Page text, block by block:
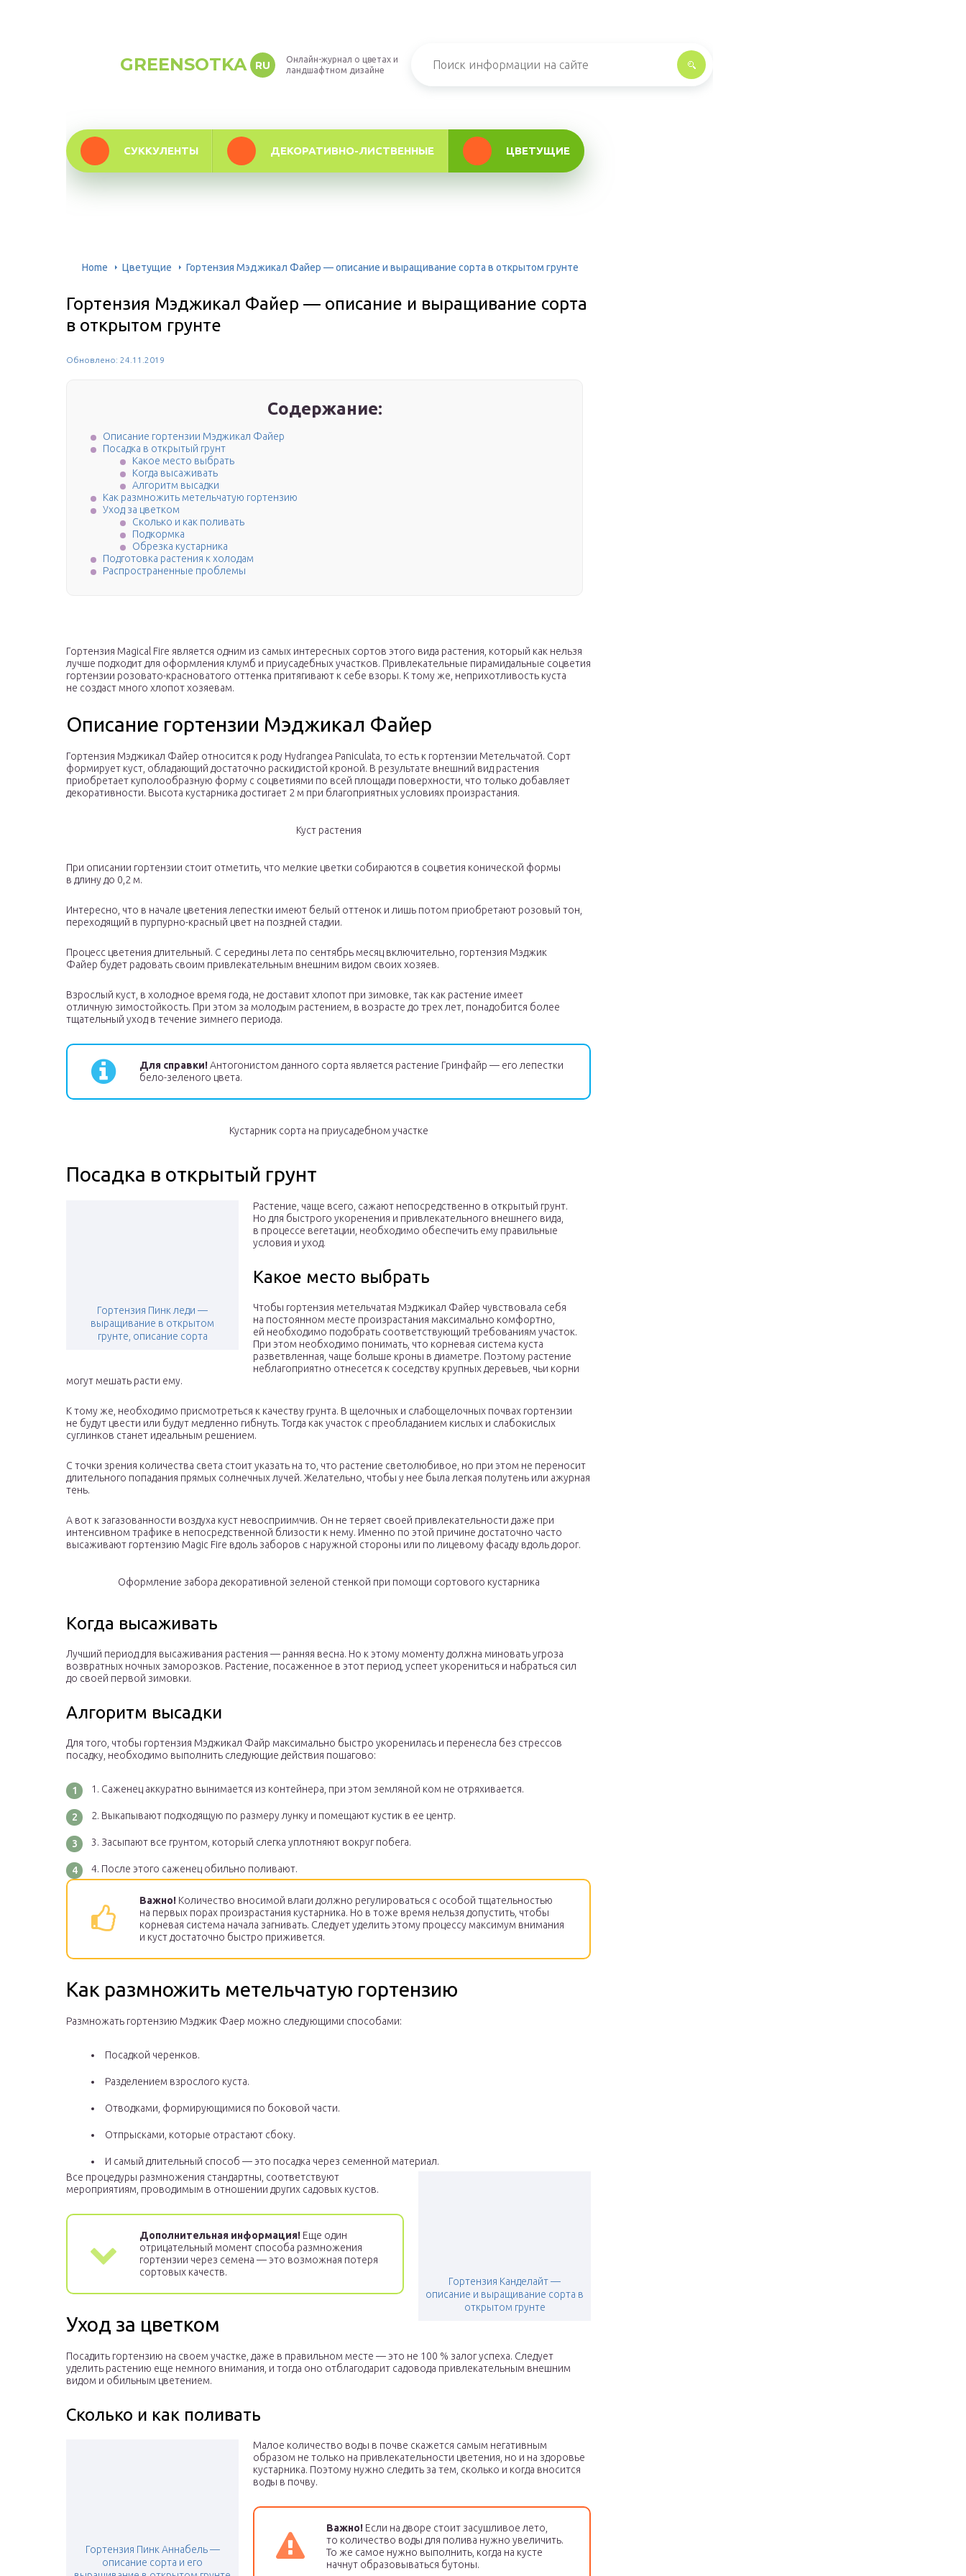
GREENSOTKA RU
Онлайн-журнал о цветах и
ландшафтном дизайне
СУККУЛЕНТЫ ДЕКОРАТИВНО-ЛИСТВЕННЫЕ ЦВЕТУЩИЕ
Home Цветущие Гортензия Мэджикал Файер — описание и выращивание сорта в открытом грунте
Гортензия Мэджикал Файер — описание и выращивание сорта
в открытом грунте
Обновлено: 24.11.2019
Содержание:
Описание гортензии Мэджикал Файер
Посадка в открытый грунт
Какое место выбрать
Когда высаживать
Алгоритм высадки
Как размножить метельчатую гортензию
Уход за цветком
Сколько и как поливать
Подкормка
Обрезка кустарника
Подготовка растения к холодам
Распространенные проблемы
Гортензия Magical Fire является одним из самых интересных сортов этого вида растения, который как нельзя
лучше подходит для оформления клумб и приусадебных участков. Привлекательные пирамидальные соцветия
гортензии розовато-красноватого оттенка притягивают к себе взоры. К тому же, неприхотливость куста
не создаст много хлопот хозяевам.
Описание гортензии Мэджикал Файер
Гортензия Мэджикал Файер относится к роду Hydrangea Paniculata, то есть к гортензии Метельчатой. Сорт
формирует куст, обладающий достаточно раскидистой кроной. В результате внешний вид растения
приобретает куполообразную форму с соцветиями по всей площади поверхности, что только добавляет
декоративности. Высота кустарника достигает 2 м при благоприятных условиях произрастания.
Куст растения
При описании гортензии стоит отметить, что мелкие цветки собираются в соцветия конической формы
в длину до 0,2 м.
Интересно, что в начале цветения лепестки имеют белый оттенок и лишь потом приобретают розовый тон,
переходящий в пурпурно-красный цвет на поздней стадии.
Процесс цветения длительный. С середины лета по сентябрь месяц включительно, гортензия Мэджик
Файер будет радовать своим привлекательным внешним видом своих хозяев.
Взрослый куст, в холодное время года, не доставит хлопот при зимовке, так как растение имеет
отличную зимостойкость. При этом за молодым растением, в возрасте до трех лет, понадобится более
тщательный уход в течение зимнего периода.
Для справки!Антогонистом данного сорта является растение Гринфайр — его лепестки
бело-зеленого цвета.
Кустарник сорта на приусадебном участке
Посадка в открытый грунт
Гортензия Пинк леди —
выращивание в открытом
грунте, описание сорта
Растение, чаще всего, сажают непосредственно в открытый грунт.
Но для быстрого укоренения и привлекательного внешнего вида,
в процессе вегетации, необходимо обеспечить ему правильные
условия и уход.
Какое место выбрать
Чтобы гортензия метельчатая Мэджикал Файер чувствовала себя
на постоянном месте произрастания максимально комфортно,
ей необходимо подобрать соответствующий требованиям участок.
При этом необходимо понимать, что корневая система куста
разветвленная, чаще больше кроны в диаметре. Поэтому растение
неблагоприятно отнесется к соседству крупных деревьев, чьи корни
могут мешать расти ему.
К тому же, необходимо присмотреться к качеству грунта. В щелочных и слабощелочных почвах гортензии
не будут цвести или будут медленно гибнуть. Тогда как участок с преобладанием кислых и слабокислых
суглинков станет идеальным решением.
С точки зрения количества света стоит указать на то, что растение светолюбивое, но при этом не переносит
длительного попадания прямых солнечных лучей. Желательно, чтобы у нее была легкая полутень или ажурная
тень.
А вот к загазованности воздуха куст невосприимчив. Он не теряет своей привлекательности даже при
интенсивном трафике в непосредственной близости к нему. Именно по этой причине достаточно часто
высаживают гортензию Magic Fire вдоль заборов с наружной стороны или по лицевому фасаду вдоль дорог.
Оформление забора декоративной зеленой стенкой при помощи сортового кустарника
Когда высаживать
Лучший период для высаживания растения — ранняя весна. Но к этому моменту должна миновать угроза
возвратных ночных заморозков. Растение, посаженное в этот период, успеет укорениться и набраться сил
до своей первой зимовки.
Алгоритм высадки
Для того, чтобы гортензия Мэджикал Файр максимально быстро укоренилась и перенесла без стрессов
посадку, необходимо выполнить следующие действия пошагово:
Саженец аккуратно вынимается из контейнера, при этом земляной ком не отряхивается.
Выкапывают подходящую по размеру лунку и помещают кустик в ее центр.
Засыпают все грунтом, который слегка уплотняют вокруг побега.
После этого саженец обильно поливают.
Важно! Количество вносимой влаги должно регулироваться с особой тщательностью
на первых порах произрастания кустарника. Но в тоже время нельзя допустить, чтобы
корневая система начала загнивать. Следует уделить этому процессу максимум внимания
и куст достаточно быстро приживется.
Как размножить метельчатую гортензию
Размножать гортензию Мэджик Фаер можно следующими способами:
Посадкой черенков.
Разделением взрослого куста.
Отводками, формирующимися по боковой части.
Отпрысками, которые отрастают сбоку.
И самый длительный способ — это посадка через семенной материал.
Гортензия Канделайт —
описание и выращивание сорта в
открытом грунте
Все процедуры размножения стандартны, соответствуют
мероприятиям, проводимым в отношении других садовых кустов.
Дополнительная информация! Еще один
отрицательный момент способа размножения
гортензии через семена — это возможная потеря
сортовых качеств.
Уход за цветком
Посадить гортензию на своем участке, даже в правильном месте — это не 100 % залог успеха. Следует
уделить растению еще немного внимания, и тогда оно отблагодарит садовода привлекательным внешним
видом и обильным цветением.
Сколько и как поливать
Гортензия Пинк Аннабель —
описание сорта и его
Малое количество воды в почве скажется самым негативным
образом не только на привлекательности цветения, но и на здоровье
кустарника. Поэтому нужно следить за тем, сколько и когда вносится
воды в почву.
Важно! Если на дворе стоит засушливое лето,
то количество воды для полива нужно увеличить.
То же самое нужно выполнить, когда на кусте
начнут образовываться бутоны.